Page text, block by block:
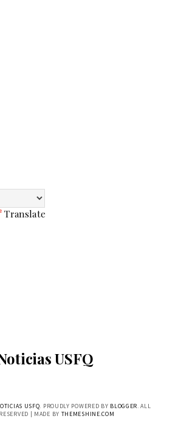
Translate
USFQ
USFQ. PROUDLY POWERED BY BLOGGER. ALL
| MADE BY THEMESHINE.COM